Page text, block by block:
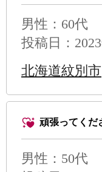
男性 ：60代
投稿日：
北海道紋別市
頑張ってくだ
男性 ：50代